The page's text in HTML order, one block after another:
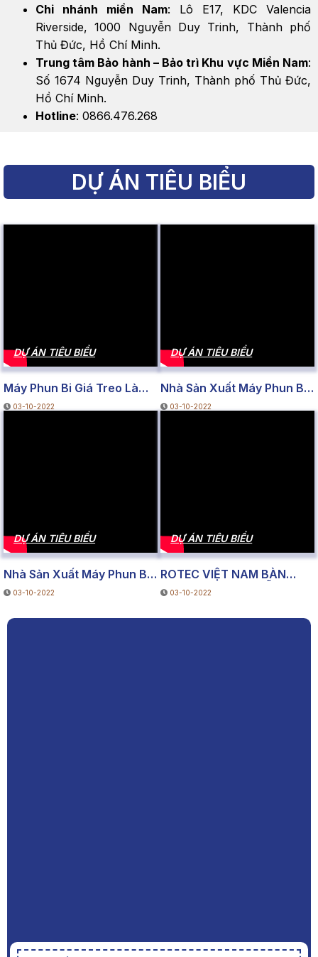
Chi nhánh miền Nam: Lô E17, KDC Valencia
Riverside, 1000 Nguyễn Duy Trinh, Thành phố
Thủ Đức, Hồ Chí Minh.
Trung tâm Bảo hành – Bảo trì Khu vực Miền Nam:
Số 1674 Nguyễn Duy Trinh, Thành phố Thủ Đức,
Hồ Chí Minh.
Hotline: 0866.476.268
DỰ ÁN TIÊU BIỂU
DỰ ÁN TIÊU BIỂU
Máy Phun Bi Giá Treo Làm
Sạch Sản Phẩm
03-10-2022
DỰ ÁN TIÊU BIỂU
Nhà Sản Xuất Máy Phun Bi
Băng Tải Cuốn |
03-10-2022
DỰ ÁN TIÊU BIỂU
Nhà Sản Xuất Máy Phun Bi
Giá Treo Quay | Rotec Việt
03-10-2022
DỰ ÁN TIÊU BIỂU
ROTEC VIỆT NAM BÀN
GIAO VÀ HƯỚNG DẪN SỬ
CHỮ C
03-10-2022